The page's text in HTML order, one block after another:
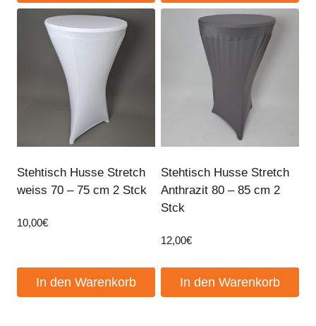
Stehtisch Husse Stretch
weiss 70 – 75 cm 2 Stck
10,00€
In den Warenkorb
Stehtisch Husse Stretch
Anthrazit 80 – 85 cm 2
Stck
12,00€
In den Warenkorb